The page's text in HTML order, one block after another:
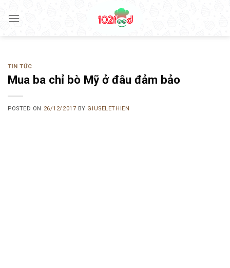
TIN TỨC
Mua ba chỉ bò Mỹ ở đâu đảm bảo
POSTED ON 26/12/2017 BY GIUSELETHIEN